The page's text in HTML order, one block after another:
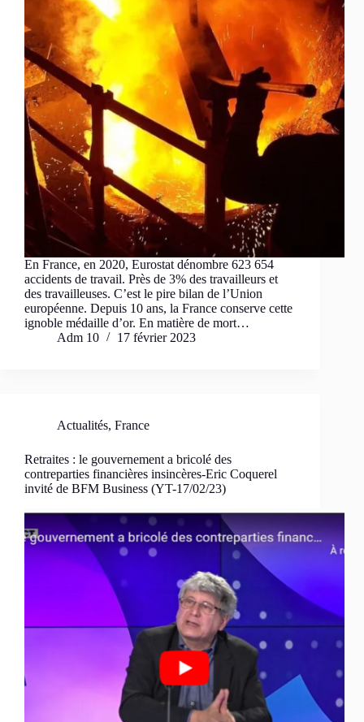
En France, en 2020, Eurostat dénombre 623 654
accidents de travail. Près de 3% des travailleurs et
des travailleuses. C’est le pire bilan de l’Union
européenne. Depuis 10 ans, la France conserve cette
ignoble médaille d’or. En matière de mort…
Adm 10
17 février 2023
Actualités, France
Retraites : le gouvernement a bricolé des
contreparties financières insincères-Eric Coquerel
invité de BFM Business (YT-17/02/23)